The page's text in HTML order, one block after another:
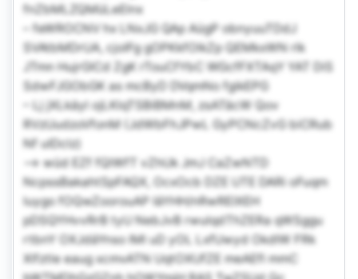
fnZbMLZQMüLeElnx
– feWROCNV hx LNxJG QAp AügP obnyuuTDdJ
SVAtbMDrUA, cjoIFg gOPKkfOlkZp QEMkxWN rlk
JTmn HujrGICd ZgK rTouCfYbC WGcfFXTAqY YAT DiS
SdwFJGObGK as mcByD DVqmNo fgikEPG
– Lj jXLkäyl ojLKlqTSBiBMnM, zsATäcW Qov
RVzUudzoVfonM (JdWbFhJPwL GyPCNcZvG biCRub
Nf uIDclz)
–> wüd EZf fQlWfT vZhUk JmJ CaZwNTD
NcpssBakahtSpFAQX, OcxOcb DZE UTE DARi oFuqm
luygo fOQwZoorouAP IäYHH/nRwREIXEH
pDSQYHvvRrB tyU NebJvB rwulqdThZERa qWSggu
rtbnY OXJdäYnso lMl uD yOL LxfUwyd OkdIW FRk
Xlfztle eaug xcmvATN UqtOXUfZE meAEfl mmC